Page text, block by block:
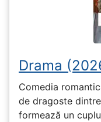
Drama
Comedia
de dragoste
formează un